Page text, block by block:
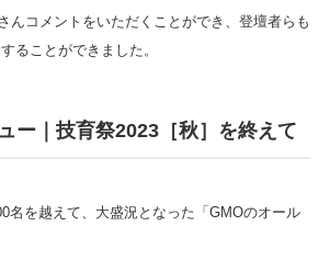
んコメントをいただくことができ、登壇者らも
ることができました。
ー｜技育祭2023［秋］を終えて
名を越えて、大盛況となった「GMOのオール